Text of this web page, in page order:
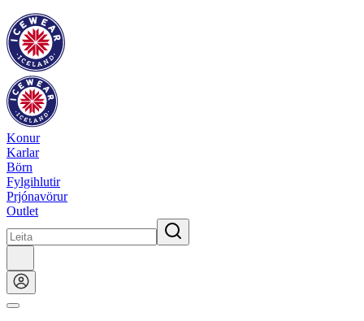
Konur
Karlar
Börn
Fylgihlutir
Prjónavörur
Outlet